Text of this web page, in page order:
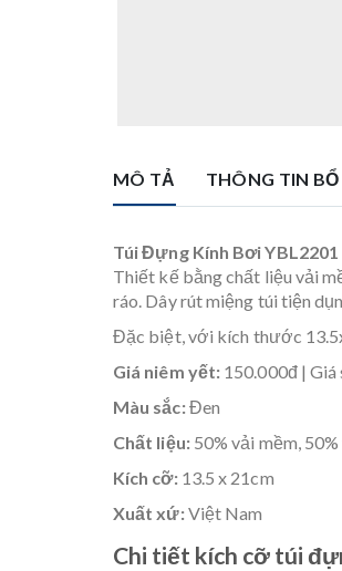
MÔ TẢ THÔNG TIN BỔ
Túi Đựng Kính Bơi YBL2201
Thiết kế bằng chất liệu vải
ráo. Dây rút miệng túi tiện
Đặc biệt, với kích thước
Giá niêm yết: 150.000đ | Giá
Màu sắc:Đen
Chất liệu:50% vải mềm,
Kích cỡ:13.5 x 21cm
Xuất xứ:Việt Nam
Chi tiết kích cỡ túi